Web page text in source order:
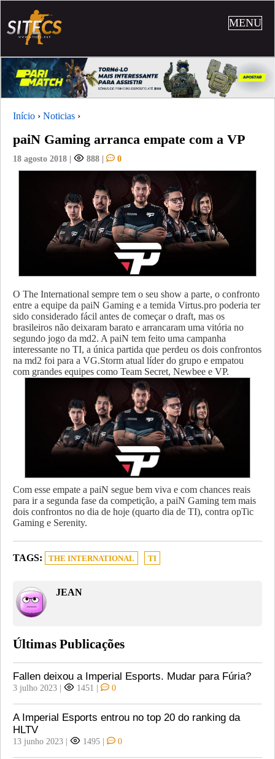
MENU
Início › Noticias ›
paiN Gaming arranca empate com a VP
18 agosto 2018 | 888 | 0
O The International sempre tem o seu show a parte, o confronto
entre a equipe da paiN Gaming e a temida Virtus.pro poderia ter
sido considerado fácil antes de começar o draft, mas os
brasileiros não deixaram barato e arrancaram uma vitória no
segundo jogo da md2. A paiN tem feito uma campanha
interessante no TI, a única partida que perdeu os dois confrontos
na md2 foi para a VG.Storm atual líder do grupo e empatou
com grandes equipes como Team Secret, Newbee e VP.
Com esse empate a paiN segue bem viva e com chances reais
para ir a segunda fase da competição, a paiN Gaming tem mais
dois confrontos no dia de hoje (quarto dia de TI), contra opTic
Gaming e Serenity.
TAGS: THE INTERNATIONAL TI
JEAN
Últimas Publicações
Fallen deixou a Imperial Esports. Mudar para Fúria?
3 julho 2023 | 1451 | 0
A Imperial Esports entrou no top 20 do ranking da
HLTV
13 junho 2023 | 1495 | 0